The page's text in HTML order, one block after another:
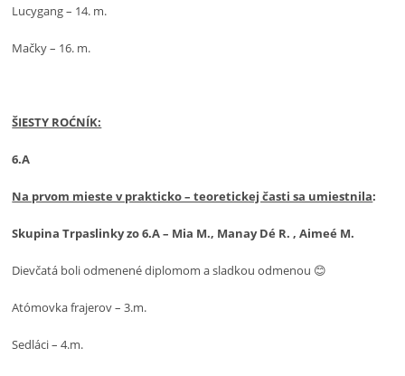
Lucygang – 14. m.
Mačky – 16. m.
ŠIESTY ROĆNÍK:
6.A
Na prvom mieste v prakticko – teoretickej časti sa umiestnila:
Skupina Trpaslinky zo 6.A – Mia M., Manay Dé R. , Aimeé M.
Dievčatá boli odmenené diplomom a sladkou odmenou 😊
Atómovka frajerov – 3.m.
Sedláci – 4.m.